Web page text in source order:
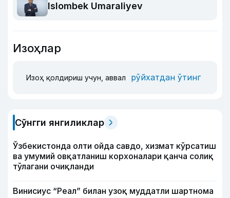
Islombek Umaraliyev
Изоҳлар
Изоҳ қолдириш учун, аввал рўйхатдан ўтинг
Сўнгги янгиликлар
Ўзбекистонда олти ойда савдо, хизмат кўрсатиш
ва умумий овқатланиш корхоналари қанча солиқ
тўлагани очиқланди
Винисиус “Реал” билан узоқ муддатли шартнома